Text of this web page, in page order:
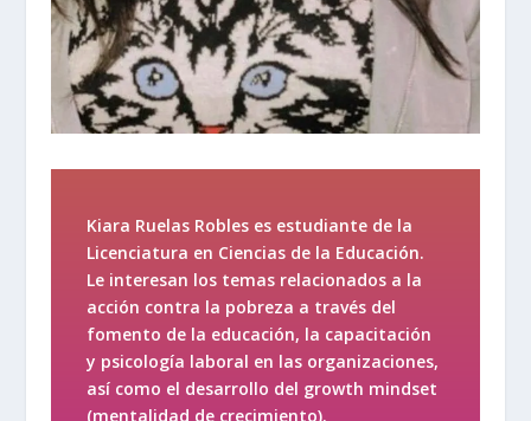
Kiara Ruelas Robles es estudiante de la
Licenciatura en Ciencias de la Educación.
Le interesan los temas relacionados a la
acción contra la pobreza a través del
fomento de la educación, la capacitación
y psicología laboral en las organizaciones,
así como el desarrollo del growth mindset
(mentalidad de crecimiento).